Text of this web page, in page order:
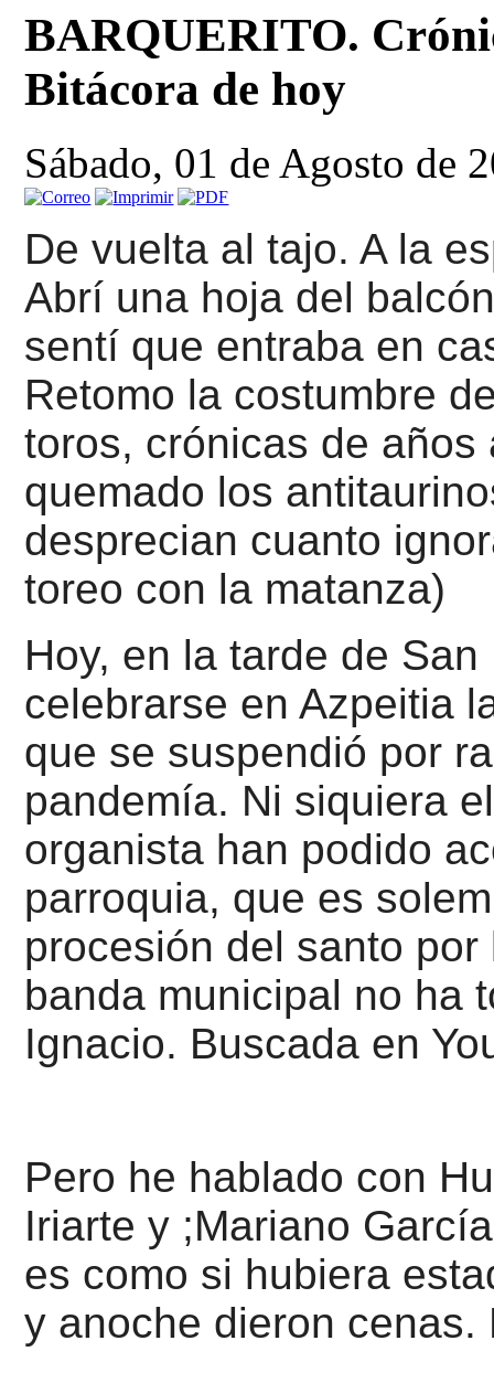
BARQUERITO.
Bitácora de hoy
Sábado, 01 de Agosto de
De vuelta al tajo. A la
Abrí una hoja del
sentí que entraba en
Retomo la costumbre
toros, crónicas de
quemado los
desprecian cuanto
toreo con la matanza)
Hoy, en la tarde de
celebrarse en Azpeitia
que se suspendió por
pandemía. Ni siquiera
organista han podido
parroquia, que es
procesión del santo
banda municipal no ha
Ignacio. Buscada en
Pero he hablado con
Iriarte y ;Mariano
es como si hubiera
y anoche dieron